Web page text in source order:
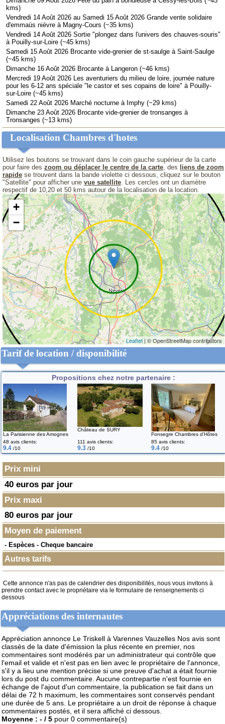
kms)
Vendredi 14 Août 2026 au Samedi 15 Août 2026 Grande vente solidaire
d'emmaüs nièvre à Magny-Cours (~35 kms)
Vendredi 14 Août 2026 Sortie "plongez dans l'univers des chauves-souris"
à Pouilly-sur-Loire (~45 kms)
Samedi 15 Août 2026 Brocante vide-grenier de st-saulge à Saint-Saulge
(~45 kms)
Dimanche 16 Août 2026 Brocante à Langeron (~46 kms)
Mercredi 19 Août 2026 Les aventuriers du milieu de loire, journée nature
pour les 6-12 ans spéciale "le castor et ses copains de loire" à Pouilly-
sur-Loire (~45 kms)
Samedi 22 Août 2026 Marché nocturne à Imphy (~29 kms)
Dimanche 23 Août 2026 Brocante vide-grenier de tronsanges à
Tronsanges (~13 kms)
Localisation Chambres d'hotes
Utilisez les boutons se trouvant dans le coin gauche supérieur de la carte
pour faire des zoom ou déplacer le centre de la carte, des
liens de zoom
rapide se trouvent dans la bande violette ci dessous, cliquez sur le bouton
"Satellite" pour afficher une vue satellite. Les cercles ont un diamètre
respectif de 10,20 et 50 kms autour de la localisation de la location.
+
−
Leaflet | © OpenStreetMap contributors
Tarif de location / disponibilité
Propositions chez notre partenaire :
La Parisienne des Amognes
Château de SURY
Fonsegre Chambres d'Hôtes
48 avis clients:
9.4 /10
111 avis clients:
9.3 /10
85 avis clients:
9.4 /10
Prix mini
40 euros par jour
Prix maxi
80 euros par jour
Moyen de paiement
- Espèces - Cheque bancaire
Autres tarifs
Cette annonce n'as pas de calendrier des disponibilités, nous vous invitons à
prendre contact avec le propriétaire via le formulaire de renseignements ci
dessous
Appréciations des internautes
Appréciation annonce Le Triskell à Varennes Vauzelles Nos avis sont
classés de la date d'émission la plus récente en premier, nos
commentaires sont modérés par un administrateur qui contrôle que
l'email et valide et n'est pas en lien avec le propriétaire de l'annonce,
s'il y a lieu une mention précise si une preuve d'achat a était fournie
lors du post du commentaire. Aucune contrepartie n'est fournie en
échange de l'ajout d'un commentaire, la publication se fait dans un
délai de 72 h maximum, les commentaires sont conservés pendant
une durée de 5 ans. Le propriétaire a un droit de réponse à chaque
commentaires postés, et il sera affiché ci dessous.
Moyenne : - / 5 pour 0 commentaire(s)